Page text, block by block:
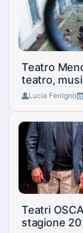
Teatro
teatro,
Lucia Ferrigno
Teatri
stagione